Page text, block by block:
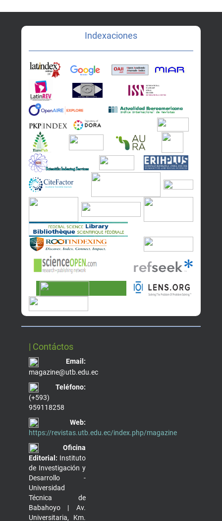
Indexaciones
| Contáctos
Email:
magazine@utb.edu.ec
Teléfono:
(+593)
959118258
Web:
https://revistas.utb.edu.ec/index.php/magazine
Oficina
Editorial: Instituto
de Investigación y
Desarrollo -
Universidad
Técnica de
Babahoyo | Av.
Universitaria, Km.